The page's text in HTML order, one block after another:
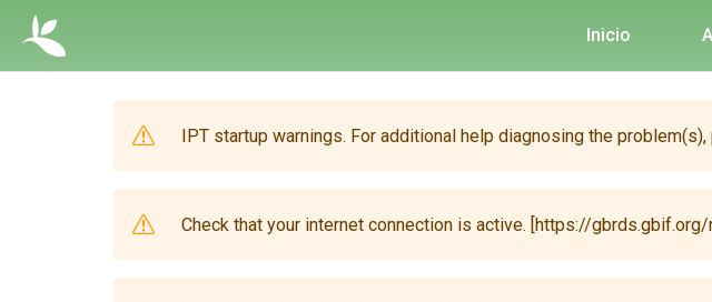
Inicio
IPT startup warnings. For additional help diagnosing the
Check that your internet connection is active. [https://